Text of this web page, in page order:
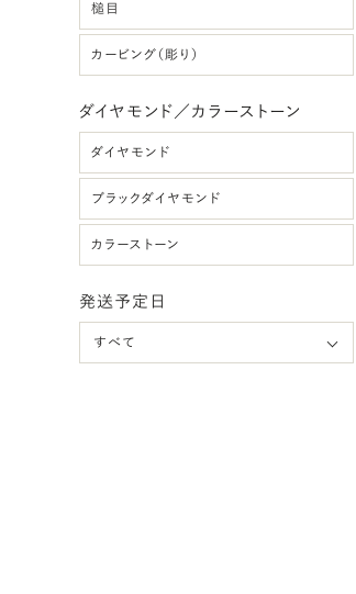
槌目
カービング（彫り）
ダイヤモンド／カラーストーン
ダイヤモンド
ブラックダイヤモンド
カラーストーン
発送予定日